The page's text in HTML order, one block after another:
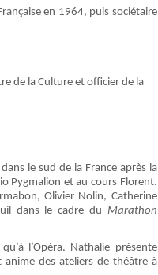
en 1964, puis sociétaire
de la Culture et officier de la
le sud de la France après la
Pygmalion et au cours Florent.
Olivier Nolin, Catherine
dans le cadre du Marathon
l’Opéra. Nathalie présente
des ateliers de théâtre à